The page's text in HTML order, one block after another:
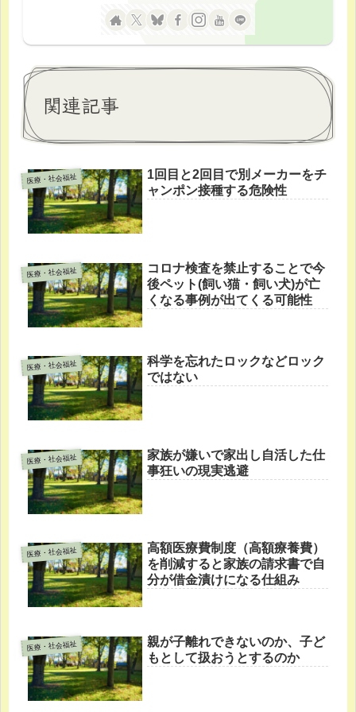
関連記事
医療・社会福祉
1回目と2回目で別メーカーをチ
ャンポン接種する危険性
医療・社会福祉
コロナ検査を禁止することで今
後ペット(飼い猫・飼い犬)が亡
くなる事例が出てくる可能性
医療・社会福祉
科学を忘れたロックなどロック
ではない
医療・社会福祉
家族が嫌いで家出し自活した仕
事狂いの現実逃避
医療・社会福祉
高額医療費制度（高額療養費）
を削減すると家族の請求書で自
分が借金漬けになる仕組み
医療・社会福祉
親が子離れできないのか、子ど
もとして扱おうとするのか